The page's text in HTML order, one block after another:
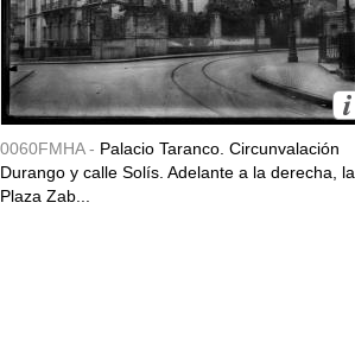
0060FMHA - Palacio Taranco. Circunvalación
Durango y calle Solís. Adelante a la derecha, la
Plaza Zab...